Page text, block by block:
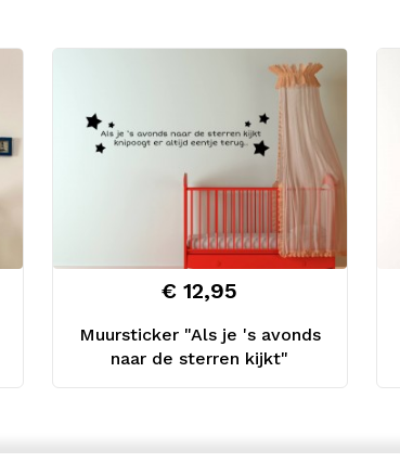
Muursticker "Als je 's avonds
naar de sterren kijkt"
€ 12,95